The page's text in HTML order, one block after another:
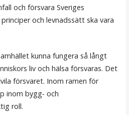
och försvara Sveriges
och levnadssätt ska vara
kunna fungera så långt
liv och hälsa försvaras. Det
försvaret. Inom ramen för
inom bygg- och
roll.